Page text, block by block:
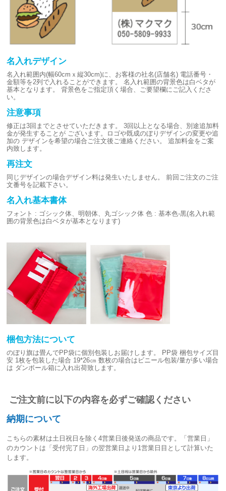
名入れデザイン
名入れ範囲内(幅60cmｘ縦30cm)に、お客様の社名(店舗名) 電話番号・
金額等を2列で入れることができます。
名入れ範囲の背景色は白ベタが
基本となります。
背景色をご指定頂く場合、ご要望欄にご記入くださ
い。
注意事項
修正は3回までとさせていただきます。
3回以上となる場合、別途追加料
金が発生することが ございます。ロゴや既成のぼりデザインの変更や追
加の デザインを希望の場合ご注文後ご連絡ください。
追加料金をご案
内致します。
再注文
同じデザインの場合デザイン料は発生いたしません。
前回ご注文のご注
文番号を記載下さい。
名入れ基本書体
フォント : ゴシック体、明朝体、丸ゴシック体 色 : 基本色-黒(名入れ範
囲の背景色は白ベタが基本となります)
梱包方法について
のぼり旗は畳んでPP袋に個別包装しお届けします。
PP袋 梱包サイズ目
安 1枚を包装した場合 19*26㎝ 数枚の場合はビニール包装/量が多い場合
は ダンボール箱に入れ出荷致します。
ご注文前に以下の内容を必ずご確認ください
納期について
こちらの素材は土日祝日を除く4営業日後発送の商品です。「営業日」
のカウントは「受付完了日」の翌営業日より1営業日目として計算いた
します。